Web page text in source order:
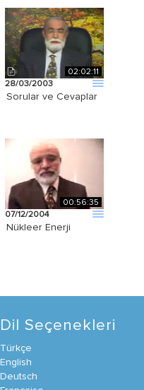
02:02:11
28/03/2003
Sorular ve Cevaplar
00:56:35
07/12/2004
Nükleer Enerji
Dil Seçenekleri
Türkçe
English
Deutsch